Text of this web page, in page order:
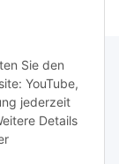
Sie den
YouTube,
jederzeit
Details